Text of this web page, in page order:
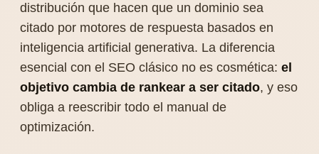
distribución que hacen que un dominio sea
citado por motores de respuesta basados en
inteligencia artificial generativa. La diferencia
esencial con el SEO clásico no es cosmética: el
objetivo cambia de rankear a ser citado, y eso
obliga a reescribir todo el manual de
optimización.